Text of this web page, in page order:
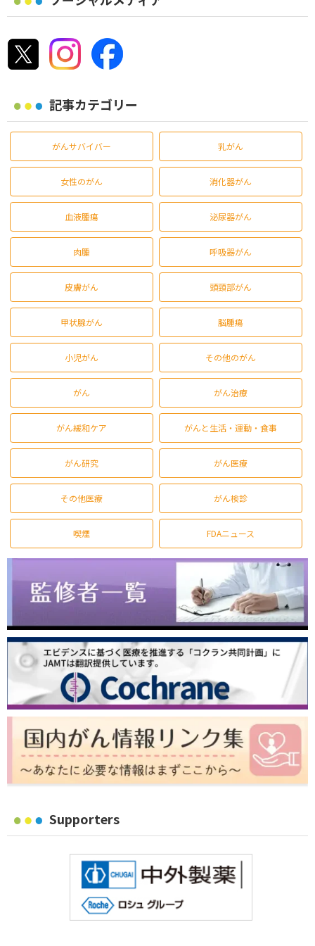
記事カテゴリー
がんサバイバー 乳がん
女性のがん 消化器がん
血液腫瘍 泌尿器がん
肉腫 呼吸器がん
皮膚がん 頭頸部がん
甲状腺がん 脳腫瘍
小児がん その他のがん
がん がん治療
がん緩和ケア がんと生活・運動・食事
がん研究 がん医療
その他医療 がん検診
喫煙 FDAニュース
Supporters